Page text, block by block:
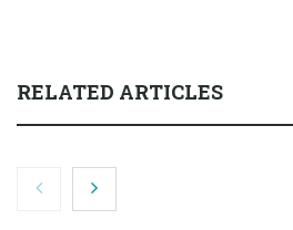
RELATED ARTICLES